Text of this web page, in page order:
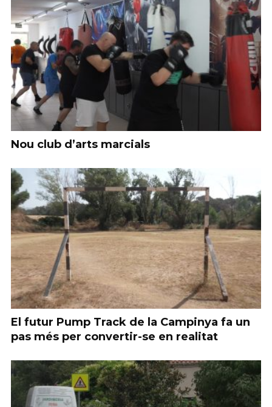
Nou club d’arts marcials
El futur Pump Track de la Campinya fa un
pas més per convertir-se en realitat